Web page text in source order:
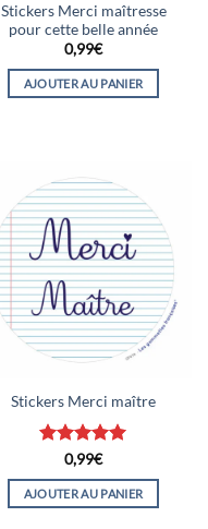
Stickers Merci maîtresse
pour cette belle année
0,99€
AJOUTER AU PANIER
Stickers Merci maître
Note5sur
5
0,99€
AJOUTER AU PANIER